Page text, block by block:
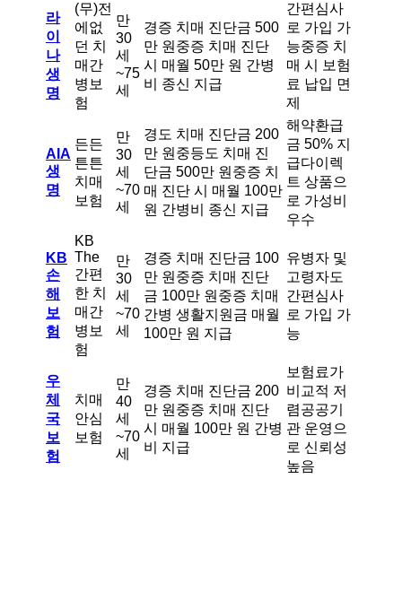
라
이
나
생
명
(무)전
에없
던 치
매간
병보
험
만
30
세
~75
세
경증 치매 진단금 500
만 원중증 치매 진단
시 매월 50만 원 간병
비 종신 지급
간편심사
로 가입 가
능중증 치
매 시 보험
료 납입 면
제
AIA
생
명
든든
튼튼
치매
보험
만
30
세
~70
세
경도 치매 진단금 200
만 원중등도 치매 진
단금 500만 원중증 치
매 진단 시 매월 100만
원 간병비 종신 지급
해약환급
금 50% 지
급다이렉
트 상품으
로 가성비
우수
KB
손
해
보
험
KB
The
간편
한 치
매간
병보
험
만
30
세
~70
세
경증 치매 진단금 100
만 원중증 치매 진단
금 100만 원중증 치매
간병 생활지원금 매월
100만 원 지급
유병자 및
고령자도
간편심사
로 가입 가
능
우
체
국
보
험
치매
안심
보험
만
40
세
~70
세
경증 치매 진단금 200
만 원중증 치매 진단
시 매월 100만 원 간병
비 지급
보험료가
비교적 저
렴공공기
관 운영으
로 신뢰성
높음